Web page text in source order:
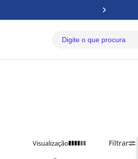
Visualização Filtrar